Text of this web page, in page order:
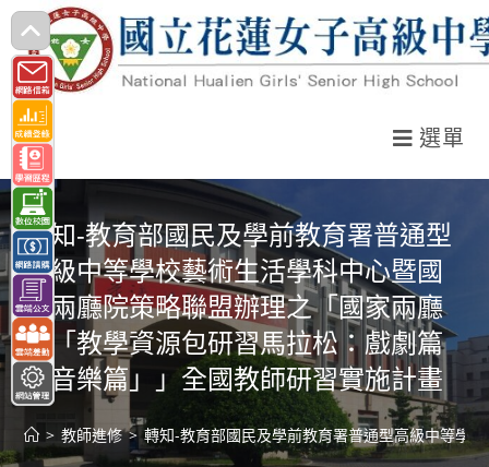
跳
轉
至
主
要
內
容
選單
轉知-教育部國民及學前教育署普通型
高級中等學校藝術生活學科中心暨國
家兩廳院策略聯盟辦理之「國家兩廳
院「教學資源包研習馬拉松：戲劇篇
及音樂篇」」全國教師研習實施計畫
> 教師進修 > 轉知-教育部國民及學前教育署普通型高級中等學